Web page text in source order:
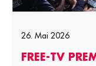
26. Mai 2026
FREE-TV